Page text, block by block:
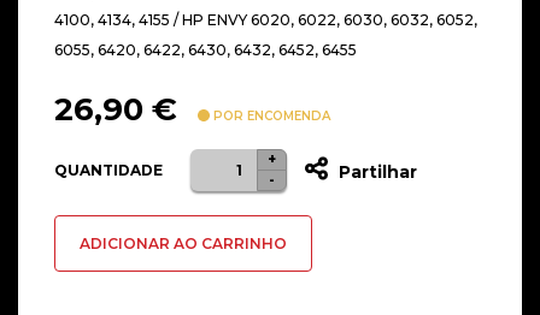
4100, 4134, 4155 / HP ENVY 6020, 6022, 6030, 6032, 6052,
6055, 6420, 6422, 6430, 6432, 6452, 6455
26,90 € POR ENCOMENDA
QUANTIDADE
Quantidade
de
HP
-
+
Partilhar
ADICIONAR AO CARRINHO